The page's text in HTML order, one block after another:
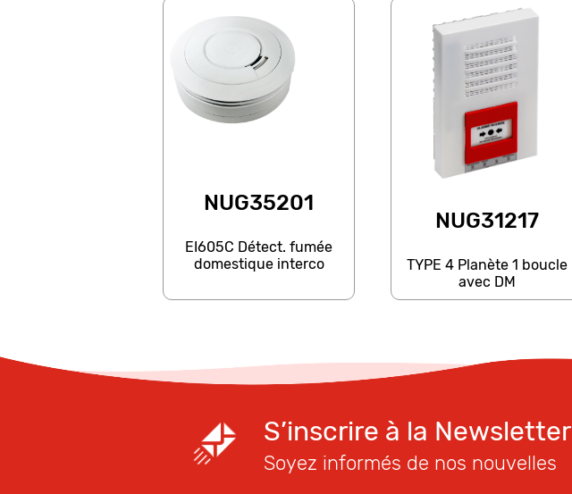
NUG35201
EI605C Détect. fumée
domestique interco
NUG31217
TYPE 4 Planète 1 boucle
avec DM
S’inscrire à la Newsletter
Soyez informés de nos nouvelles